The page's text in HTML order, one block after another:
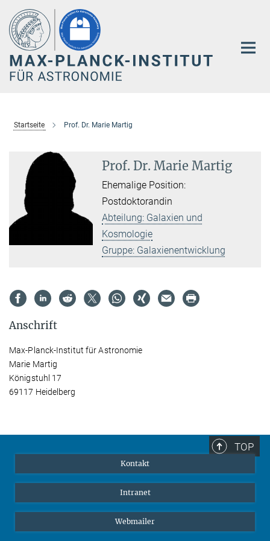
Hauptinhalt
Startseite Prof. Dr. Marie Martig
Prof. Dr. Marie Martig
Ehemalige Position:
Postdoktorandin
Abteilung: Galaxien und
Kosmologie
Gruppe: Galaxienentwicklung
Anschrift
Max-Planck-Institut für Astronomie
Marie Martig
Königstuhl 17
69117 Heidelberg
TOP
Kontakt
Intranet
Webmailer